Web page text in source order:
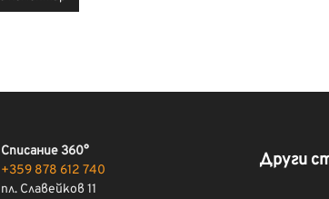
Списание 360°
+359 878 612 740
пл. Славейков 11
Други